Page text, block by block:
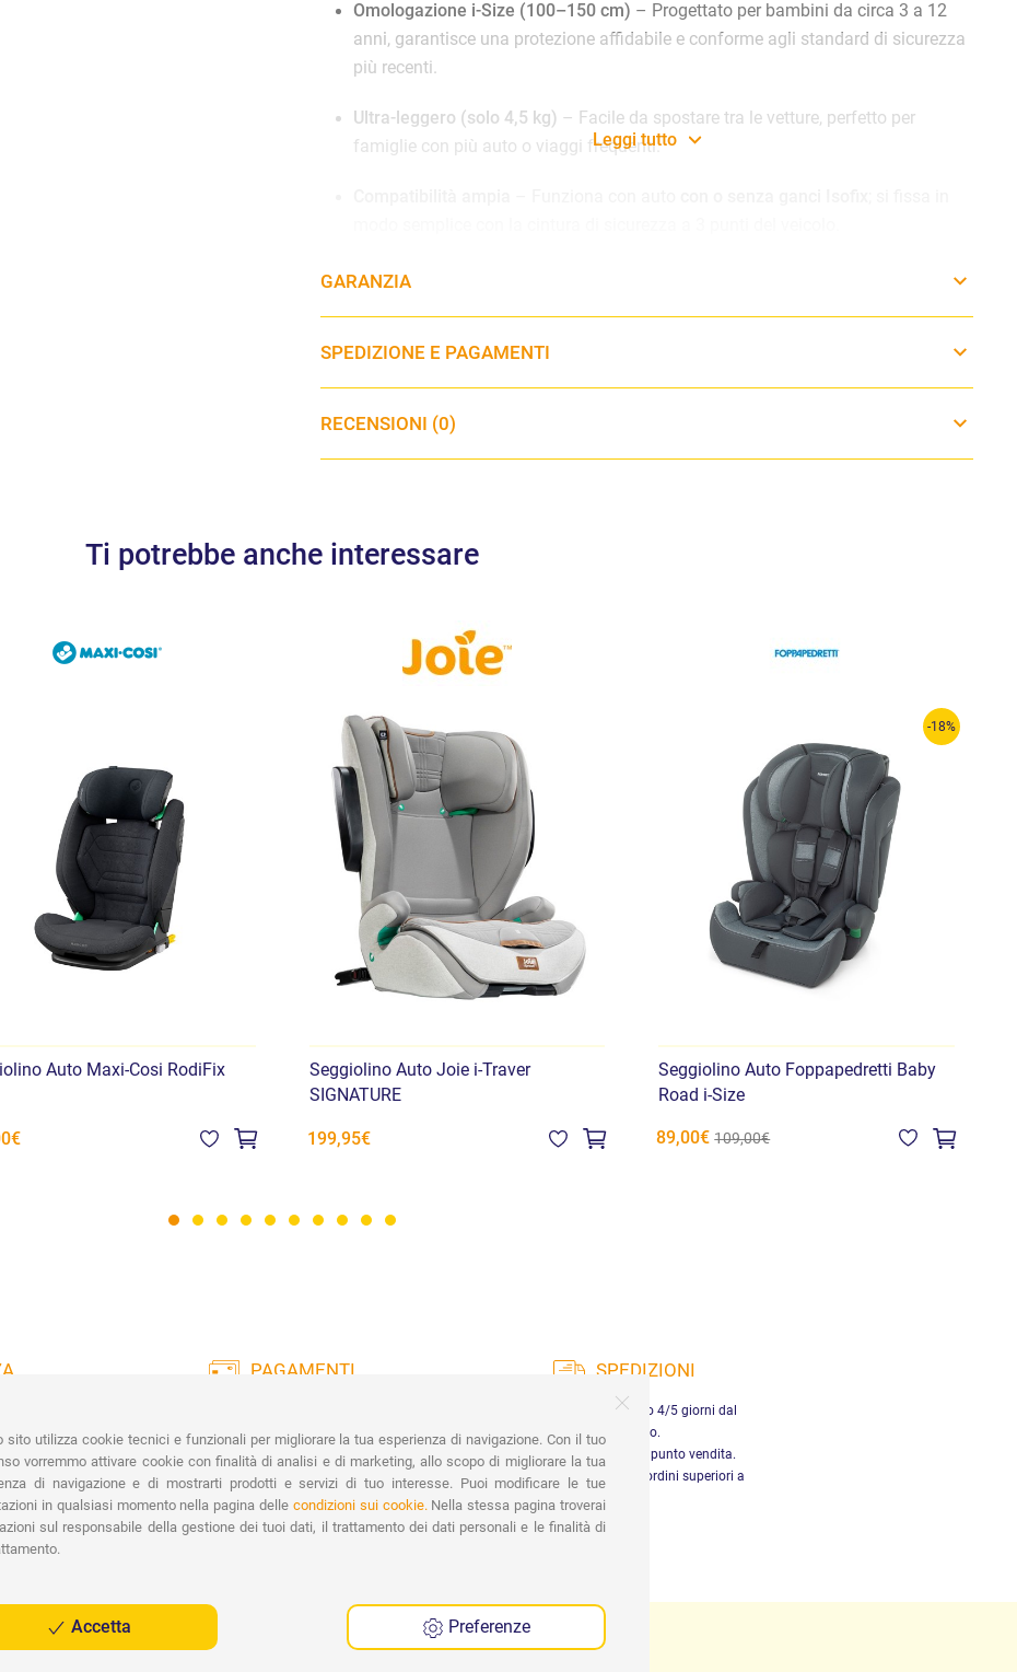
Omologazione i-Size (100–150 cm) – Progettato per bambini da circa 3 a 12
anni, garantisce una protezione affidabile e conforme agli standard di sicurezza
più recenti.
Ultra-leggero (solo 4,5 kg) – Facile da spostare tra le vetture, perfetto per
famiglie con più auto o viaggi frequenti.
Easy-Extend Headrest System
– Poggiatesta regolabile rapidamente all’altezza
Comfort superiore– Dotato di
, seduta e braccioli imbottiti
per viaggi più confortevoli.
📏 Specifiche tecniche
Dimensioni prodotto:
Installazione:Cintura di sicurezza a 3 punti (compatibile con ganci Isofix)
Leggi tutto
GARANZIA
SPEDIZIONE E PAGAMENTI
RECENSIONI (0)
Ti potrebbe anche interessare
Auto Maxi-Cosi RodiFix
Seggiolino Auto Joie i-Traver
SIGNATURE
199,95€
-18%
Seggiolino Auto Foppapedretti Baby
Road i-Size
89,00€ 109,00€
PAGAMENTI
Carte di Credito, Bonifico, PayPal e
Contrassegno.
SPEDIZIONI
Consegna in Italia entro 4/5 giorni dal
pagamento.
Ritiro gratuito presso il punto vendita.
Spedizione gratuita per ordini superiori a
29,90 €
sito utilizza cookie tecnici e funzionali per migliorare la tua esperienza di navigazione. Con il tuo
vorremmo attivare cookie con finalità di analisi e di marketing, allo scopo di migliorare la tua
di navigazione e di mostrarti prodotti e servizi di tuo interesse. Puoi modificare le tue
in qualsiasi momento nella pagina delle condizioni sui cookie.Nella stessa pagina troverai
sul responsabile della gestione dei tuoi dati, il trattamento dei dati personali e le finalità di
Accetta Preferenze